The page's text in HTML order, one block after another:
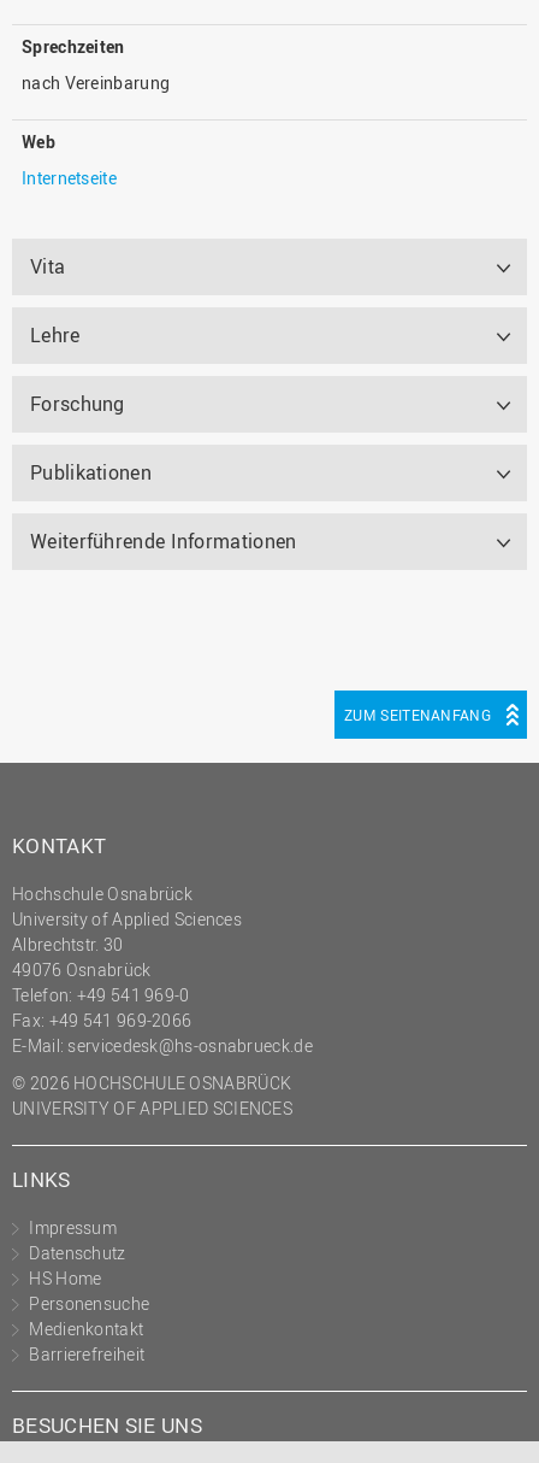
Sprechzeiten
nach Vereinbarung
Web
Internetseite
Vita
Lehre
Forschung
Publikationen
Weiterführende Informationen
ZUM SEITENANFANG
KONTAKT
Hochschule Osnabrück
University of Applied Sciences
Albrechtstr. 30
49076 Osnabrück
Telefon: +49 541 969-0
Fax: +49 541 969-2066
E-Mail: servicedesk@hs-osnabrueck.de
© 2026 HOCHSCHULE OSNABRÜCK
UNIVERSITY OF APPLIED SCIENCES
LINKS
Impressum
Datenschutz
HS Home
Personensuche
Medienkontakt
Barrierefreiheit
BESUCHEN SIE UNS